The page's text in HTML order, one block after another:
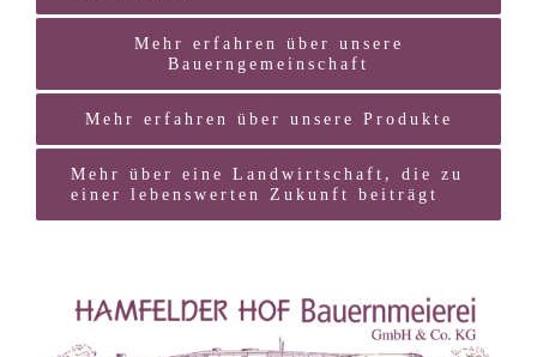
Mehr erfahren über unsere
Bauerngemeinschaft
Mehr erfahren über unsere Produkte
Mehr über eine Landwirtschaft, die zu
einer lebenswerten Zukunft beiträgt